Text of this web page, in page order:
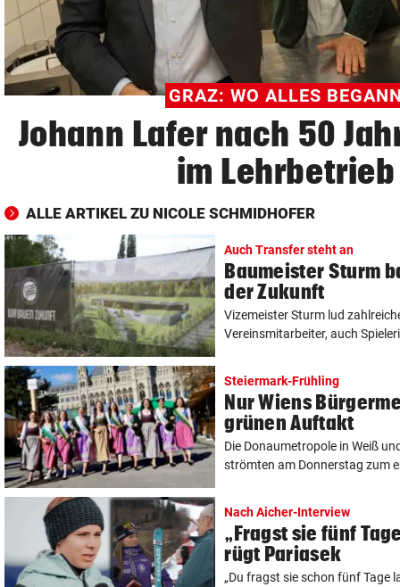
GRAZ: WO ALLES BEGANN
Johann Lafer nach 50
im Lehrbetrieb
ALLE ARTIKEL ZU NICOLE SCHMIDHOFER
Auch Transfer steht an
Baumeister Sturm
der Zukunft
Vizemeister Sturm lud
Vereinsmitarbeiter, auch
Steiermark-Frühling
Nur Wiens
grünen Auftakt
Die Donaumetropole in Weiß
strömten am Donnerstag zum
Nach Aicher-Interview
„Fragst sie fünf
rügt Pariasek
„Du fragst sie schon fünf Tage